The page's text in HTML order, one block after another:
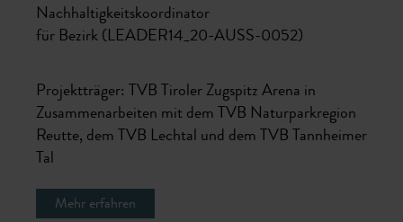
Nachhaltigkeitskoordinator
für Bezirk (LEADER14_20-AUSS-0052)
Projektträger: TVB Tiroler Zugspitz Arena in
Zusammenarbeiten mit dem TVB Naturparkregion
Reutte, dem TVB Lechtal und dem TVB Tannheimer
Tal
Mehr erfahren